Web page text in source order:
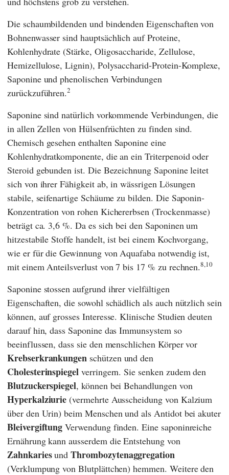
Die schaumbildenden und bindenden Eigenschaften von
Bohnenwasser sind hauptsächlich auf Proteine,
Kohlenhydrate (Stärke, Oligosaccharide, Zellulose,
Hemizellulose, Lignin), Polysaccharid-Protein-Komplexe,
Saponine und phenolischen Verbindungen
zurückzuführen.2
Saponine sind natürlich vorkommende Verbindungen, die
in allen Zellen von Hülsenfrüchten zu finden sind.
Chemisch gesehen enthalten Saponine eine
Kohlenhydratkomponente, die an ein Triterpenoid oder
Steroid gebunden ist. Die Bezeichnung Saponine leitet
sich von ihrer Fähigkeit ab, in wässrigen Lösungen
stabile, seifenartige Schäume zu bilden. Die Saponin-
Konzentration von rohen Kichererbsen (Trockenmasse)
beträgt ca. 3,6 %. Da es sich bei den Saponinen um
hitzestabile Stoffe handelt, ist bei einem Kochvorgang,
wie er für die Gewinnung von Aquafaba notwendig ist,
mit einem Anteilsverlust von 7 bis 17 % zu rechnen.8,10
Saponine stossen aufgrund ihrer vielfältigen
Eigenschaften, die sowohl schädlich als auch nützlich sein
können, auf grosses Interesse. Klinische Studien deuten
darauf hin, dass Saponine das Immunsystem so
beeinflussen, dass sie den menschlichen Körper vor
Krebserkrankungen schützen und den
Cholesterinspiegel verringern. Sie senken zudem den
Blutzuckerspiegel, können bei Behandlungen von
Hyperkalziurie (vermehrte Ausscheidung von Kalzium
über den Urin) beim Menschen und als Antidot bei akuter
Bleivergiftung Verwendung finden. Eine saponinreiche
Ernährung kann ausserdem die Entstehung von
ZahnkariesundThrombozytenaggregation
(Verklumpung von Blutplättchen) hemmen. Weitere den